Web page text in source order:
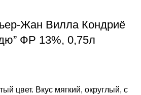
Жан Вилла Кондриё
ФР 13%, 0,75л
цвет. Вкус мягкий, округлый, с